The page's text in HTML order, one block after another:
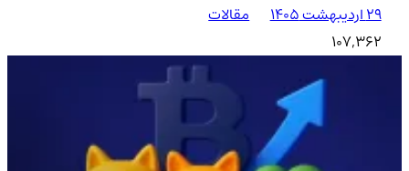
۲۹ اردیبهشت ۱۴۰۵
مقالات
107,362